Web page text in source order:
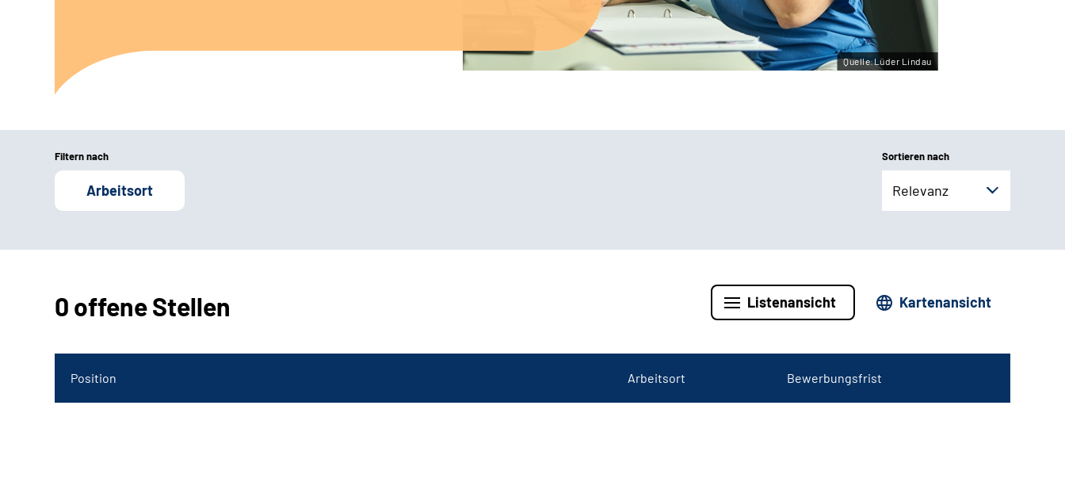
Quelle:Lüder Lindau
Filtern nach
Arbeitsort
Sortieren nach
Relevanz
0 offene Stellen Listenansicht Kartenansicht
Position Arbeitsort Bewerbungsfrist